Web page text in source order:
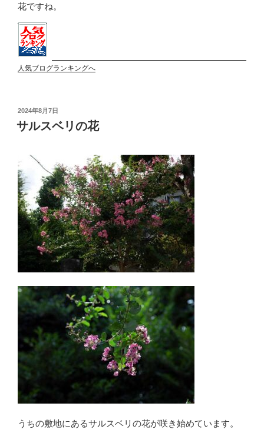
花ですね。
人気ブログランキングへ
投
稿
日:
2024年8月7日
サルスベリの花
うちの敷地にあるサルスベリの花が咲き始めています。